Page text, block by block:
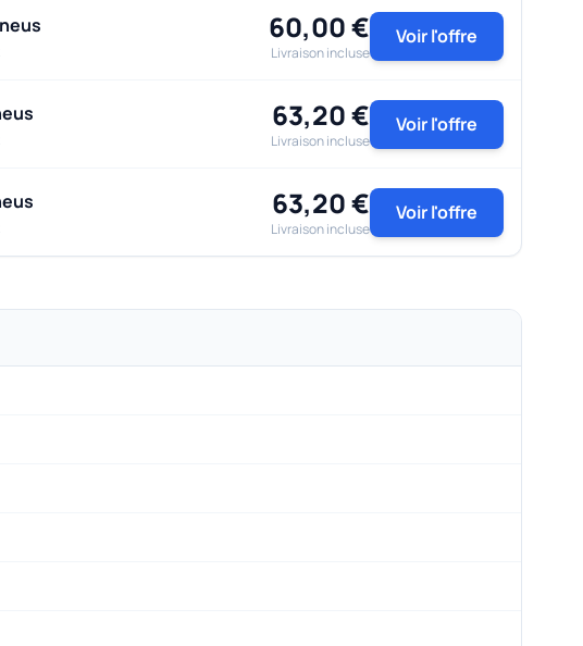
60,00 €
Livraison incluse
Voir l'offre
63,20 €
Livraison incluse
Voir l'offre
63,20 €
Livraison incluse
Voir l'offre